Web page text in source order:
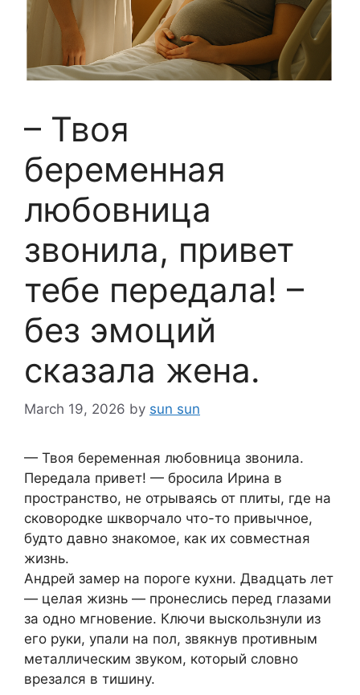
– Твоя
беременная
любовница
звонила, привет
тебе передала! –
без эмоций
сказала жена.
March 19, 2026 by sun sun
— Твоя беременная любовница звонила.
Передала привет! — бросила Ирина в
пространство, не отрываясь от плиты, где на
сковородке шкворчало что-то привычное,
будто давно знакомое, как их совместная
жизнь.
Андрей замер на пороге кухни. Двадцать лет
— целая жизнь — пронеслись перед глазами
за одно мгновение. Ключи выскользнули из
его руки, упали на пол, звякнув противным
металлическим звуком, который словно
врезался в тишину.